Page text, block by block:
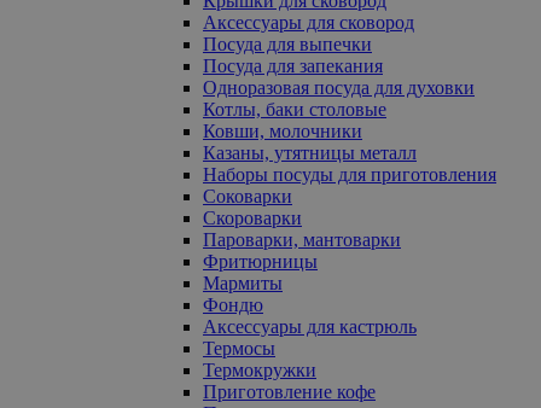
Аксессуары для сковород
Посуда для выпечки
Посуда для запекания
Одноразовая посуда для духовки
Котлы, баки столовые
Ковши, молочники
Казаны, утятницы металл
Наборы посуды для приготовления
Соковарки
Скороварки
Пароварки, мантоварки
Фритюрницы
Мармиты
Фондю
Аксессуары для кастрюль
Термосы
Термокружки
Приготовление кофе